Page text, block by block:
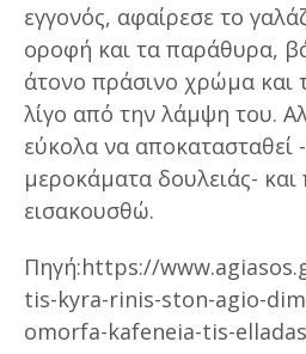
εγγονός, αφαίρεσε το
οροφή και τα παράθυρα,
άτονο πράσινο χρώμα και
λίγο από την λάμψη του.
εύκολα να αποκατασταθεί -
μεροκάματα δουλειάς- και
εισακουσθώ.
Πηγή:https://
tis-kyra-rinis-ston-agio-
omorfa-kafeneia-tis-elladas